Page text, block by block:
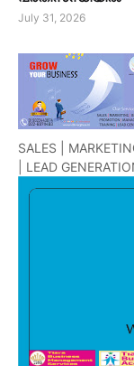
July 31, 2026
SALES |
| LEAD